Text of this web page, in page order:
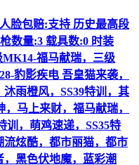
脸包赔:支持 历史最高段
数量:3 载具数:0 时装
MK14-福马献瑞，三级
豹影疾电 吾皇猫来袭，
雨橙风，SS39特训，其
马上来财，福马献瑞，
训，萌鸡速递，SS35特
炫酷，都市丽猫，都市
黑色伏地魔，蓝彩潮